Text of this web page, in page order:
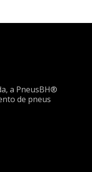
a PneusBH®
de pneus